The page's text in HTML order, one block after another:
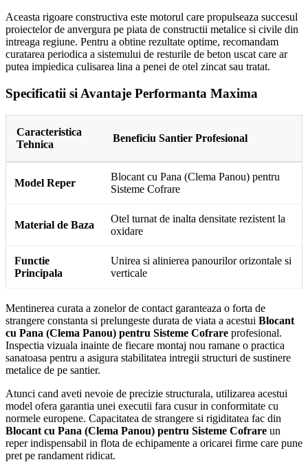
Aceasta rigoare constructiva este motorul care propulseaza succesul
proiectelor de anvergura pe piata de constructii metalice si civile din
intreaga regiune. Pentru a obtine rezultate optime, recomandam
curatarea periodica a sistemului de resturile de beton uscat care ar
putea impiedica culisarea lina a penei de otel zincat sau tratat.
Specificatii si Avantaje Performanta Maxima
Caracteristica
Tehnica
Beneficiu Santier Profesional
Model Reper
Blocant cu Pana (Clema Panou) pentru
Sisteme Cofrare
Material de Baza
Otel turnat de inalta densitate rezistent la
oxidare
Functie
Principala
Unirea si alinierea panourilor orizontale si
verticale
Mentinerea curata a zonelor de contact garanteaza o forta de
strangere constanta si prelungeste durata de viata a acestui Blocant
cu Pana (Clema Panou) pentru Sisteme Cofrare profesional.
Inspectia vizuala inainte de fiecare montaj nou ramane o practica
sanatoasa pentru a asigura stabilitatea intregii structuri de sustinere
metalice de pe santier.
Atunci cand aveti nevoie de precizie structurala, utilizarea acestui
model ofera garantia unei executii fara cusur in conformitate cu
normele europene. Capacitatea de strangere si rigiditatea fac din
Blocant cu Pana (Clema Panou) pentru Sisteme Cofrare un
reper indispensabil in flota de echipamente a oricarei firme care pune
pret pe randament ridicat.